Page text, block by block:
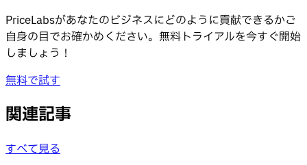
PriceLabsがあなたのビジネスにどのように貢献できるかご
自身の目でお確かめください。無料トライアルを今すぐ開始
しましょう！
無料で試す
関連記事
すべて見る